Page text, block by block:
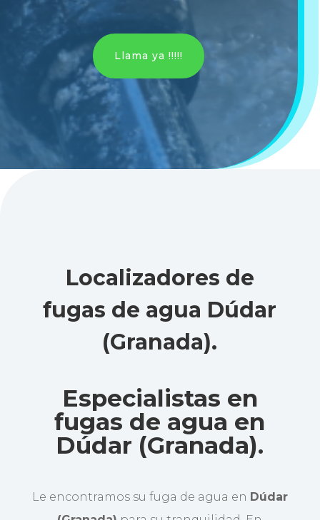
Llama ya !!!!!
Localizadores de
fugas de agua Dúdar
(Granada).
Especialistas en
fugas de agua en
Dúdar (Granada).
Le encontramos su fuga de agua en Dúdar